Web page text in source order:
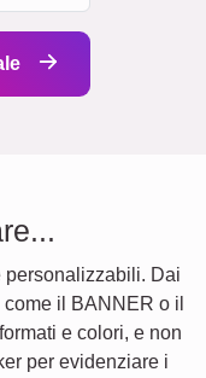
personalizzabili. Dai
il BANNER o il
e colori, e non
per evidenziare i